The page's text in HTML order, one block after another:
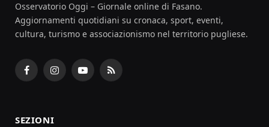
Osservatorio Oggi – Giornale online di Fasano.
Aggiornamenti quotidiani su cronaca, sport, eventi,
cultura, turismo e associazionismo nel territorio pugliese.
FacebookInstagramYouTubeRSS
SEZIONI